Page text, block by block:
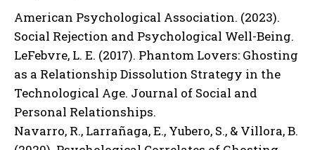
Gizlilik politikasınıokudum, onaylıyorum.
American Psychological Association. (2023).
Social Rejection and Psychological Well-Being.
LeFebvre, L. E. (2017). Phantom Lovers: Ghosting
as a Relationship Dissolution Strategy in the
Technological Age. Journal of Social and
Personal Relationships.
Navarro, R., Larrañaga, E., Yubero, S., & Villora, B.